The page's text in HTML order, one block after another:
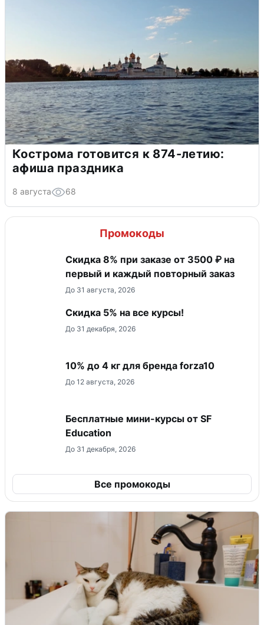
Кострома готовится к 874-летию:
афиша праздника
8 августа 68
Промокоды
Скидка 8% при заказе от 3500 ₽ на
первый и каждый повторный заказ
До 31 августа, 2026
Скидка 5% на все курсы!
До 31 декабря, 2026
10% до 4 кг для бренда forza10
До 12 августа, 2026
Бесплатные мини-курсы от SF
Education
До 31 декабря, 2026
Все промокоды